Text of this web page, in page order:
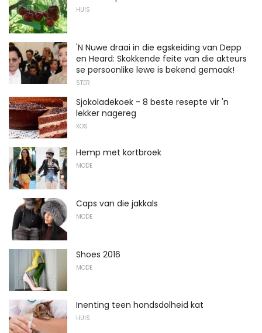
HUIS
'N Nuwe draai in die egskeiding van Depp
en Heard: Skokkende feite van die akteurs
se persoonlike lewe is bekend gemaak!
STER
Sjokoladekoek - 8 beste resepte vir 'n
lekker nagereg
KOS
Hemp met kortbroek
MODE
Caps van die jakkals
MODE
Shoes 2016
MODE
Inenting teen hondsdolheid kat
HUIS